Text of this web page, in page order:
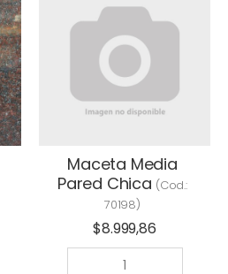
Maceta Media
Pared Chica (Cod.:
70198)
$8.999,86